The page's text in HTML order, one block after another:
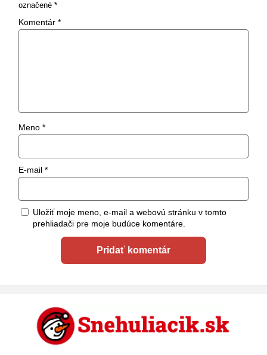
označené *
Komentár *
Meno *
E-mail *
Uložiť moje meno, e-mail a webovú stránku v tomto
prehliadači pre moje budúce komentáre.